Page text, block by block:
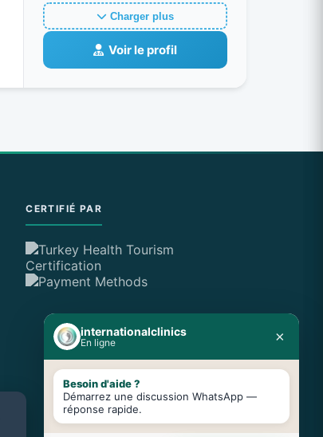
Charger plus
Voir le profil
internationalclinics
En ligne ×
Besoin d'aide ?
Démarrez une discussion WhatsApp —
réponse rapide.
CERTIFIÉ PAR